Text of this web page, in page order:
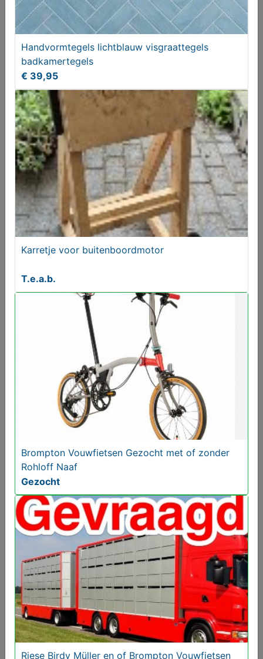
Karretje voor buitenboordmotor
T.e.a.b.
Rohloff Naaf
Handvormtegels lichtblauw visgraattegels
badkamertegels
€ 39,95
Handvormtegels lichtblauw visgraattegels
badkamertegels
€ 39,95
Karretje voor buitenboordmotor
T.e.a.b.
Brompton Vouwfietsen Gezocht met of zonder
Rohloff Naaf
Gezocht
Riese Birdy Müller en of Brompton Vouwfietsen